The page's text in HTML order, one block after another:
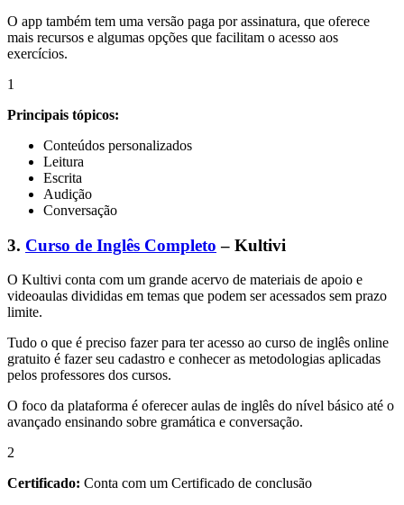
O app também tem uma versão paga por assinatura, que oferece
mais recursos e algumas opções que facilitam o acesso aos
exercícios.
1
Principais tópicos:
Conteúdos personalizados
Leitura
Escrita
Audição
Conversação
3. Curso de Inglês Completo – Kultivi
O Kultivi conta com um grande acervo de materiais de apoio e
videoaulas divididas em temas que podem ser acessados sem prazo
limite.
Tudo o que é preciso fazer para ter acesso ao curso de inglês online
gratuito é fazer seu cadastro e conhecer as metodologias aplicadas
pelos professores dos cursos.
O foco da plataforma é oferecer aulas de inglês do nível básico até o
avançado ensinando sobre gramática e conversação.
2
Certificado: Conta com um Certificado de conclusão